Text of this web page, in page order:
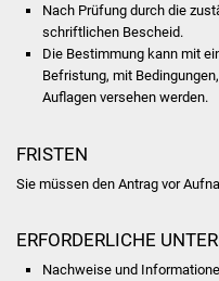
Nach Prüfung durch die
schriftlichen Bescheid.
Die Bestimmung kann mit
Befristung, mit
Auflagen versehen werden.
FRISTEN
Sie müssen den Antrag vor
ERFORDERLICHE
Nachweise und